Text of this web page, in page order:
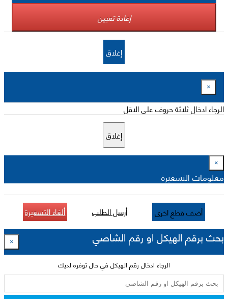
إعادة تعيين
إغلاق
×
الرجاء ادخال ثلاثة حروف على الاقل
إغلاق
×
معلومات التسعيرة
أضف قطع اخرى أرسل الطلب ألغاء التسعيرة
بحث برقم الهيكل او رقم الشاصي ×
الرجاء ادخال رقم الهيكل في حال توفره لديك